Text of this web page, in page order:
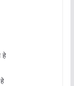
हे